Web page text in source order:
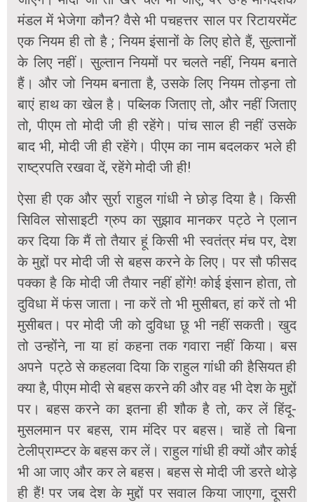
मंडल में भेजेगा कौन? वैसे भी पचहत्तर साल पर रिटायरमेंट
एक नियम ही तो है ; नियम इंसानों के लिए होते हैं, सुल्तानों
के लिए नहीं। सुल्तान नियमों पर चलते नहीं, नियम बनाते
हैं। और जो नियम बनाता है, उसके लिए नियम तोड़ना तो
बाएं हाथ का खेल है। पब्लिक जिताए तो, और नहीं जिताए
तो, पीएम तो मोदी जी ही रहेंगे। पांच साल ही नहीं उसके
बाद भी, मोदी जी ही रहेंगे। पीएम का नाम बदलकर भले ही
राष्ट्रपति रखवा दें, रहेंगे मोदी जी ही!
ऐसा ही एक और सुर्रा राहुल गांधी ने छोड़ दिया है। किसी
सिविल सोसाइटी ग्रुप का सुझाव मानकर पट्ठे ने एलान
कर दिया कि मैं तो तैयार हूं किसी भी स्वतंत्र मंच पर, देश
के मुद्दों पर मोदी जी से बहस करने के लिए। पर सौ फीसद
पक्का है कि मोदी जी तैयार नहीं होंगे! कोई इंसान होता, तो
दुविधा में फंस जाता। ना करें तो भी मुसीबत, हां करें तो भी
मुसीबत। पर मोदी जी को दुविधा छू भी नहीं सकती। खुद
तो उन्होंने, ना या हां कहना तक गवारा नहीं किया। बस
अपने पट्ठे से कहलवा दिया कि राहुल गांधी की हैसियत ही
क्या है, पीएम मोदी से बहस करने की और वह भी देश के मुद्दों
पर। बहस करने का इतना ही शौक है तो, कर लें हिंदू-
मुसलमान पर बहस, राम मंदिर पर बहस। चाहें तो बिना
टेलीप्राम्प्टर के बहस कर लें। राहुल गांधी ही क्यों और कोई
भी आ जाए और कर ले बहस। बहस से मोदी जी डरते थोड़े
ही हैं! पर जब देश के मुद्दों पर सवाल किया जाएगा, दूसरी